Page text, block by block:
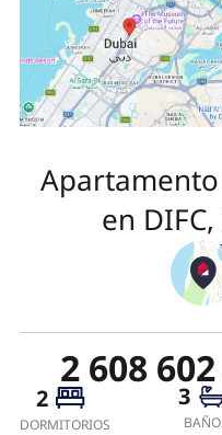
en
2 608
2
DORMITORIOS
3